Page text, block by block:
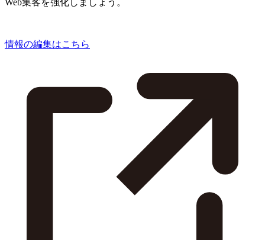
情報の編集はこちら